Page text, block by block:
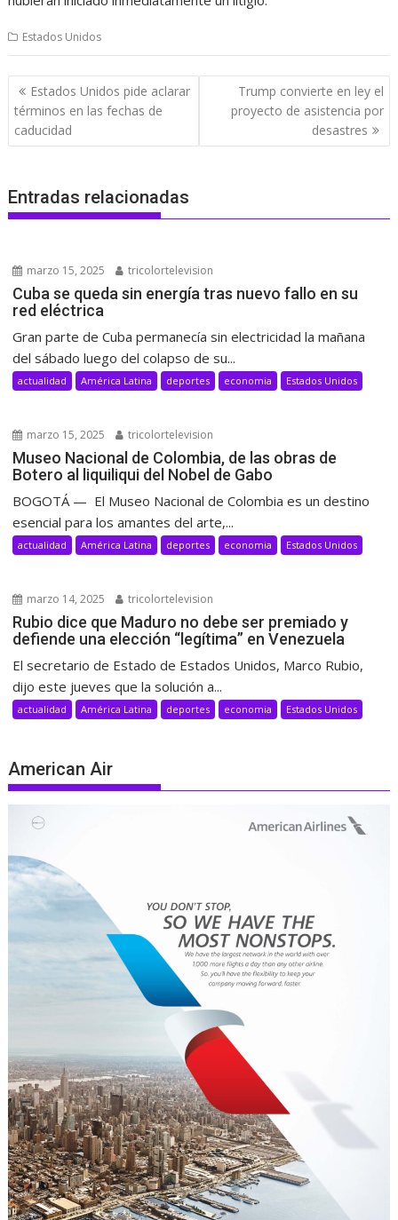
Estados Unidos
Navegación
de
entradas
Estados Unidos pide aclarar
términos en las fechas de
caducidad
Trump convierte en ley el
proyecto de asistencia por
desastres
Entradas relacionadas
marzo 15, 2025 tricolortelevision
Cuba se queda sin energía tras nuevo fallo en su
red eléctrica
Gran parte de Cuba permanecía sin electricidad la mañana
del sábado luego del colapso de su...
actualidad América Latina deportes economia Estados Unidos
marzo 15, 2025 tricolortelevision
Museo Nacional de Colombia, de las obras de
Botero al liquiliqui del Nobel de Gabo
BOGOTÁ — El Museo Nacional de Colombia es un destino
esencial para los amantes del arte,...
actualidad América Latina deportes economia Estados Unidos
marzo 14, 2025 tricolortelevision
Rubio dice que Maduro no debe ser premiado y
defiende una elección “legítima” en Venezuela
El secretario de Estado de Estados Unidos, Marco Rubio,
dijo este jueves que la solución a...
actualidad América Latina deportes economia Estados Unidos
American Air